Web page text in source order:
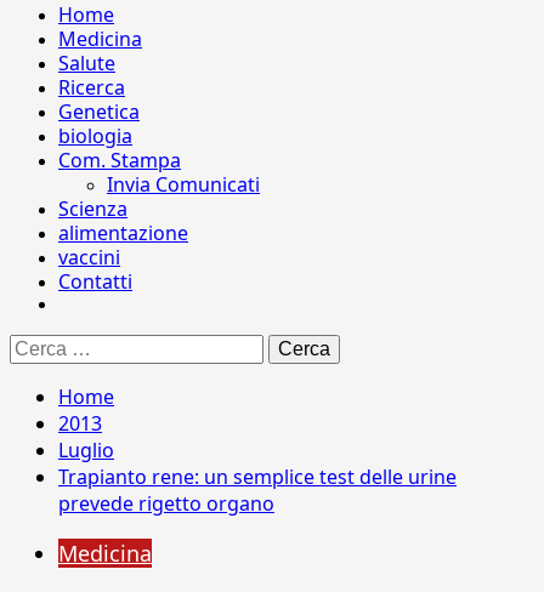
Home
Medicina
Salute
Ricerca
Genetica
biologia
Com. Stampa
Invia Comunicati
Scienza
alimentazione
vaccini
Contatti
Ricerca
per:
Home
2013
Luglio
Trapianto rene: un semplice test delle urine
prevede rigetto organo
Medicina